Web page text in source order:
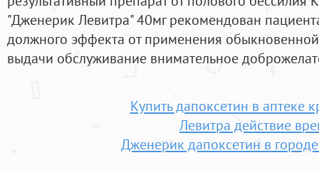
"Дженерик Левитра" 40мг рекомендован
должного эффекта от применения
выдачи обслуживание внимательное
Купить дапоксетин в аптеке
Левитра действие
Дженерик дапоксетин в